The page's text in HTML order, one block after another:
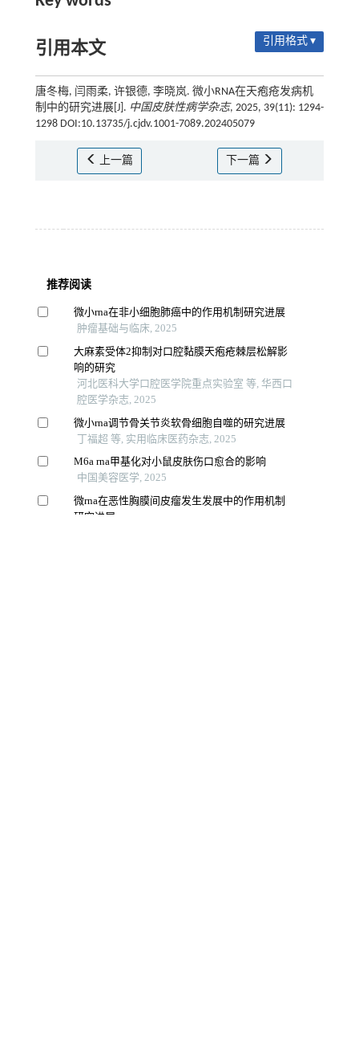
引用本文 引用格式 ▾
唐冬梅, 闫雨柔, 许银德, 李晓岚. 微小RNA在天疱疮发病机
制中的研究进展[J]. 中国皮肤性病学杂志, 2025, 39(11): 1294-
1298 DOI:10.13735/j.cjdv.1001-7089.202405079
上一篇 下一篇